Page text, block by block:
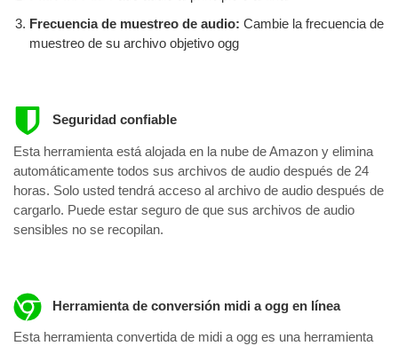
Frecuencia de muestreo de audio: Cambie la frecuencia de
muestreo de su archivo objetivo ogg
Seguridad confiable
Esta herramienta está alojada en la nube de Amazon y elimina
automáticamente todos sus archivos de audio después de 24
horas. Solo usted tendrá acceso al archivo de audio después de
cargarlo. Puede estar seguro de que sus archivos de audio
sensibles no se recopilan.
Herramienta de conversión midi a ogg en línea
Esta herramienta convertida de midi a ogg es una herramienta